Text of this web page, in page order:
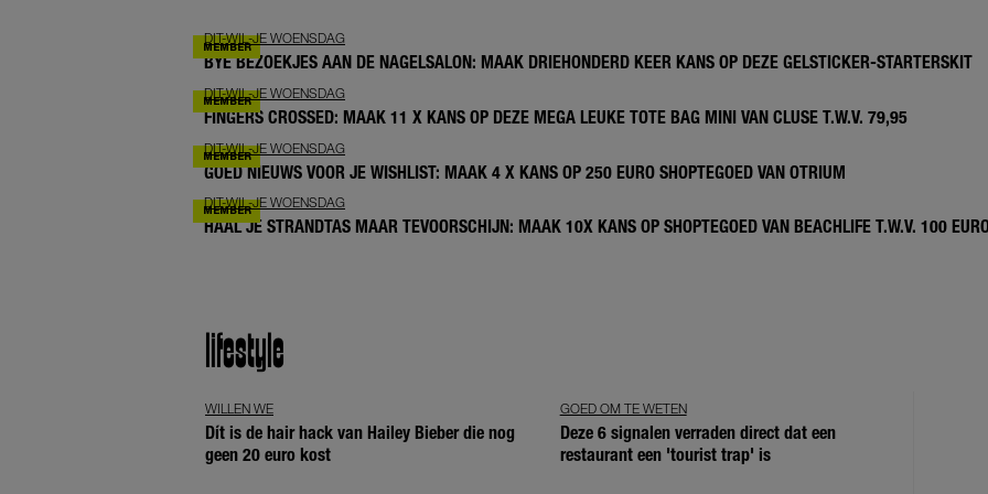
DIT-WIL-JE WOENSDAG
BYE BEZOEKJES AAN DE NAGELSALON: MAAK DRIEHONDERD KEER KANS OP DEZE GELSTICKER-STARTERSKIT
DIT-WIL-JE WOENSDAG
FINGERS CROSSED: MAAK 11 X KANS OP DEZE MEGA LEUKE TOTE BAG MINI VAN CLUSE T.W.V. 79,95
DIT-WIL-JE WOENSDAG
GOED NIEUWS VOOR JE WISHLIST: MAAK 4 X KANS OP 250 EURO SHOPTEGOED VAN OTRIUM
DIT-WIL-JE WOENSDAG
HAAL JE STRANDTAS MAAR TEVOORSCHIJN: MAAK 10X KANS OP SHOPTEGOED VAN BEACHLIFE T.W.V. 100
lifestyle
WILLEN WE
Dít is de hair hack van Hailey Bieber die nog
geen 20 euro kost
GOED OM TE WETEN
Deze 6 signalen verraden direct dat een
restaurant een 'tourist trap' is